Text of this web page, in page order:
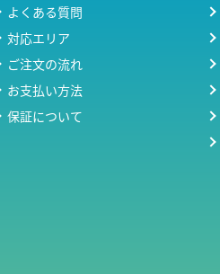
よくある質問
対応エリア
ご注文の流れ
お支払い方法
保証について